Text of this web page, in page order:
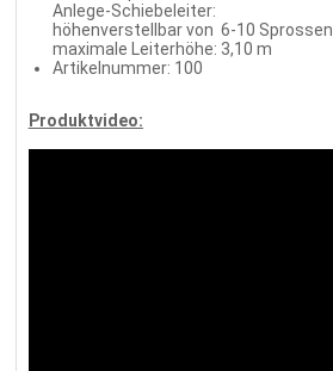
Anlege-Schiebeleiter:
höhenverstellbar von 6-10 Sprossen
maximale Leiterhöhe: 3,10 m
Artikelnummer: 100
Produktvideo: